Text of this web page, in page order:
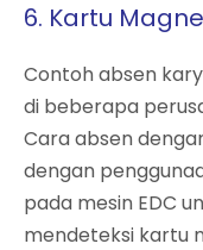
6. Kartu
Contoh absen
di beberapa
Cara absen
dengan
pada mesin EDC
mendeteksi kartu